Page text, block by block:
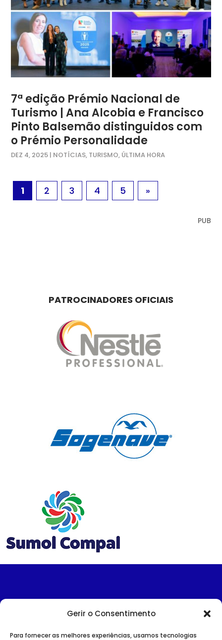
Gerir o Consentimento
Para fornecer as melhores experiências, usamos tecnologias
7ª edição Prémio Nacional de
Turismo | Ana Alcobia e Francisco
Pinto Balsemão distinguidos com
o Prémio Personalidade
DEZ 4, 2025 | NOTÍCIAS, TURISMO, ÚLTIMA HORA
1 2 3 4 5 »
PUB
PATROCINADORES OFICIAIS